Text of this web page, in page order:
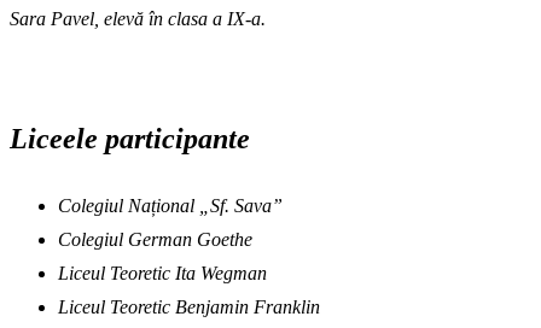
Sara Pavel, elevă în clasa a IX-a.
Liceele participante
Colegiul Național „Sf. Sava”
Colegiul German Goethe
Liceul Teoretic Ita Wegman
Liceul Teoretic Benjamin Franklin